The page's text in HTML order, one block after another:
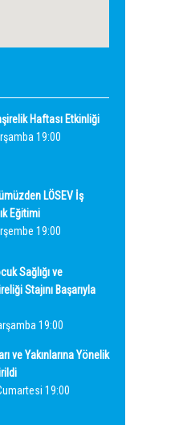
Haftası Etkinliği
19:00
LÖSEV İş
Eğitimi
19:00
Sağlığı ve
Stajını Başarıyla
19:00
ve Yakınlarına Yönelik
19:00